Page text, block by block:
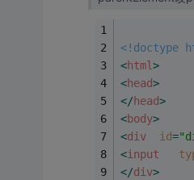
<!doctype
<html >
<head>
</head>
<body>
<div id=
<input
</div>